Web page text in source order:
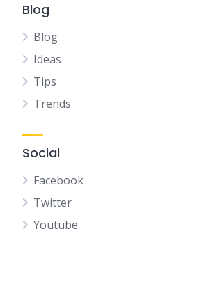
Blog
Blog
Ideas
Tips
Trends
Social
Facebook
Twitter
Youtube